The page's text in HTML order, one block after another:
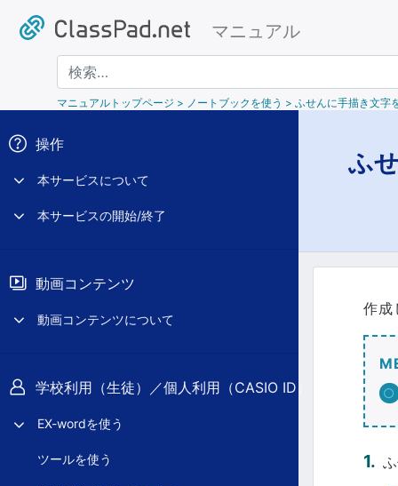
マニュアル
検索
マニュアルトップページ > ノートブックを使う > ふせんに手描き文字
操作
本サービスについて
本サービスの開始/終了
動画コンテンツ
動画コンテンツについて
学校利用（生徒）／個人利用（CASIO ID）
EX-wordを使う
ツールを使う
ふ
作成